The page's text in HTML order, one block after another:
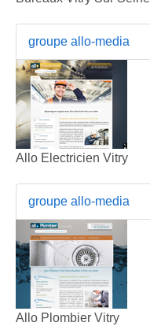
groupe allo-media
Allo Electricien Vitry
groupe allo-media
Allo Plombier Vitry